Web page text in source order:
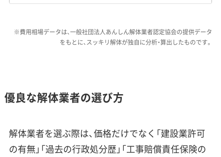
にせず、なぜその金額になるのかを
きちんと説明してくれる業者を選
易度
※費用相場データは、一般社団法人あんしん解体業者認定協会の提供データ
をもとに、スッキリ解体が独自に分析・算出したものです。
優良な解体業者の選び方
解体業者を選ぶ際は、価格だけでなく「建設業許可
の有無」「過去の行政処分歴」「工事賠償責任保険の